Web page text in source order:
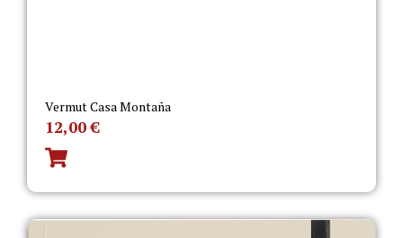
Vermut Casa Montaña
12,00€